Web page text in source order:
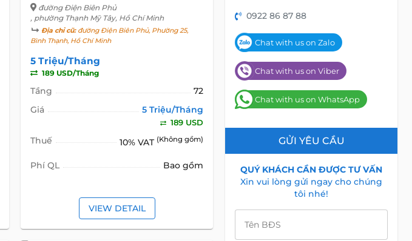
đường Điện Biên Phủ
, phường Thạnh Mỹ Tây, Hồ Chí Minh
Địa chỉ cũ:đường Điện Biên Phủ, Phường 25,
Bình Thạnh, Hồ Chí Minh
5 Triệu/Tháng
189 USD/Tháng
Tầng
72
Giá
5 Triệu/Tháng
189 USD
Thuế 10% VAT (Không gồm)
Phí QL Bao gồm
VIEW DETAIL
0922 86 87 88
Chat with us on Zalo
Chat with us on Viber
Chat with us on WhatsApp
GỬI YÊU CẦU
QUÝ KHÁCH CẦN ĐƯỢC TƯ VẤN
Xin vui lòng gửi ngay cho chúng
tôi nhé!
Tên BĐS